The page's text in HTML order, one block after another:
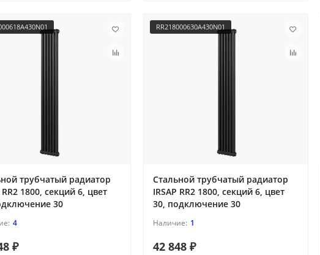
трубчатый радиатор
RR2 1800, секций 6, цвет
30
4
₽
RR218000630A430N01
Стальной трубчатый радиатор
IRSAP RR2 1800, секций 6, цвет
30, подключение 30
1
42 848 ₽